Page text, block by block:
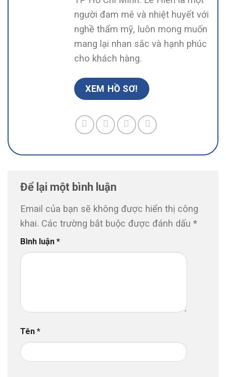
người đam mê và nhiệt huyết với
nghề thẩm mỹ, luôn mong muốn
mang lại nhan sắc và hạnh phúc
cho khách hàng.
XEM HỒ SƠ!
Để lại một bình luận
Email của bạn sẽ không được hiển thị công
khai. Các trường bắt buộc được đánh dấu *
Bình luận *
Tên *